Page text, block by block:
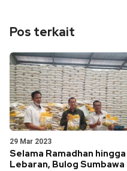
Pos terkait
29 Mar 2023
Selama Ramadhan hingga
Lebaran, Bulog Sumbawa